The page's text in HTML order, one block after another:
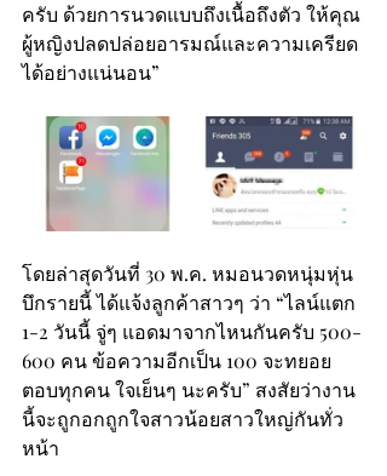
ครับ ด้วยการนวดแบบถึงเนื้อถึงตัว ให้คุณ
ผู้หญิงปลดปล่อยอารมณ์และความเครียด
ได้อย่างแน่นอน”
โดยล่าสุดวันที่ 30 พ.ค. หมอนวดหนุ่มหุ่น
บึกรายนี้ ได้แจ้งลูกค้าสาวๆ ว่า “ไลน์แตก
1-2 วันนี้ จู่ๆ แอดมาจากไหนกันครับ 500-
600 คน ข้อความอีกเป็น 100 จะทยอย
ตอบทุกคน ใจเย็นๆ นะครับ” สงสัยว่างาน
นี้จะถูกอกถูกใจสาวน้อยสาวใหญ่กันทั่ว
หน้า